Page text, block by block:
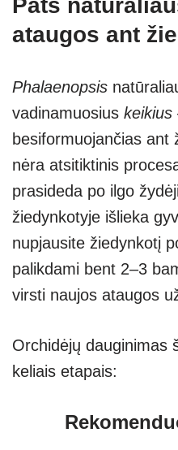
ataugos ant
Phalaenopsis
vadinamuosius keikius
besiformuojančias ant
nėra atsitiktinis
prasideda po ilgo
žiedynkotyje išlieka
nupjausite žiedynkotį
palikdami bent 2–3
virsti naujos ataugos
Orchidėjų dauginimas
keliais etapais: